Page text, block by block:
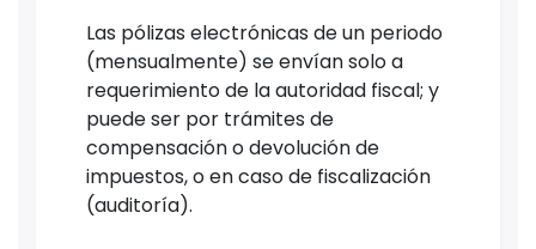
Las pólizas electrónicas de un periodo
(mensualmente) se envían solo a
requerimiento de la autoridad fiscal; y
puede ser por trámites de
compensación o devolución de
impuestos, o en caso de fiscalización
(auditoría).